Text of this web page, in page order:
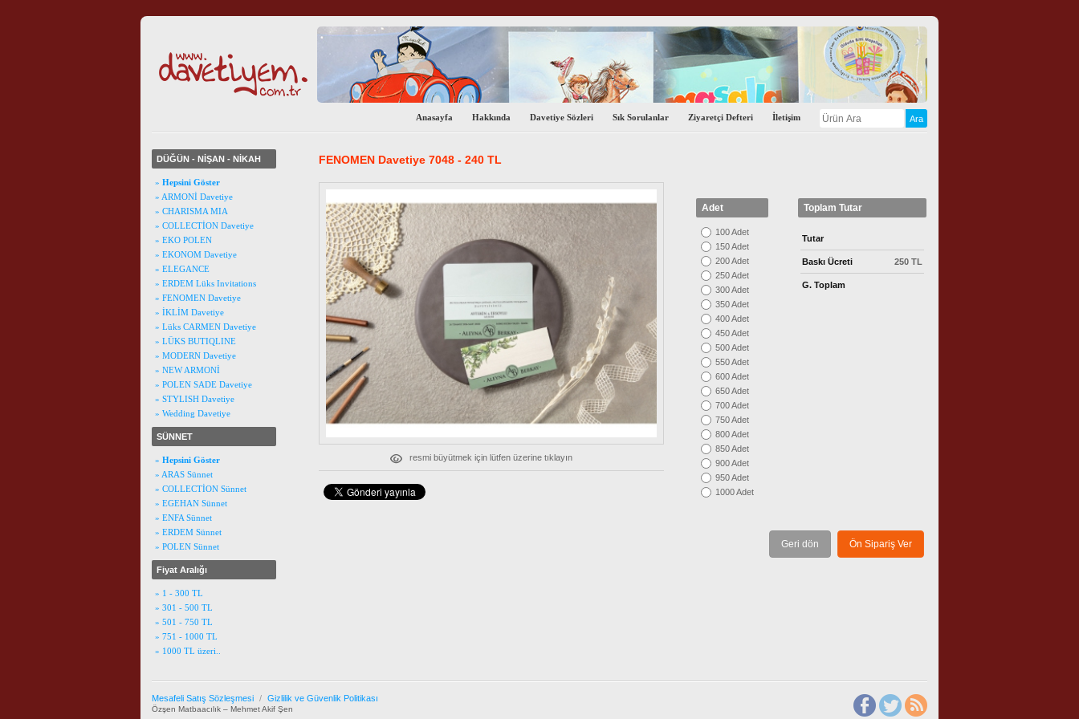
Anasayfa Hakkında Davetiye Sözleri Sık Sorulanlar Ziyaretçi Defteri İletişim
DÜĞÜN - NİŞAN - NİKAH
» Hepsini Göster
» ARMONİ Davetiye
» CHARISMA MIA
» COLLECTİON Davetiye
» EKO POLEN
» EKONOM Davetiye
» ELEGANCE
» ERDEM Lüks Invitations
» FENOMEN Davetiye
» İKLİM Davetiye
» Lüks CARMEN Davetiye
» LÜKS BUTIQLINE
» MODERN Davetiye
» NEW ARMONİ
» POLEN SADE Davetiye
» STYLISH Davetiye
» Wedding Davetiye
SÜNNET
» Hepsini Göster
» ARAS Sünnet
» COLLECTİON Sünnet
» EGEHAN Sünnet
» ENFA Sünnet
» ERDEM Sünnet
» POLEN Sünnet
Fiyat Aralığı
» 1 - 300 TL
» 301 - 500 TL
» 501 - 750 TL
» 751 - 1000 TL
» 1000 TL üzeri..
FENOMEN Davetiye 7048 - 240 TL
resmi büyütmek için lütfen üzerine tıklayın
Adet
100 Adet
150 Adet
200 Adet
250 Adet
300 Adet
350 Adet
400 Adet
450 Adet
500 Adet
550 Adet
600 Adet
650 Adet
700 Adet
750 Adet
800 Adet
850 Adet
900 Adet
950 Adet
1000 Adet
Toplam Tutar
Tutar
Baskı Ücreti 250 TL
G. Toplam
Geri dön Ön Sipariş Ver
Mesafeli Satış Sözleşmesi / Gizlilik ve Güvenlik Politikası
Özşen Matbaacılık – Mehmet Akif Şen